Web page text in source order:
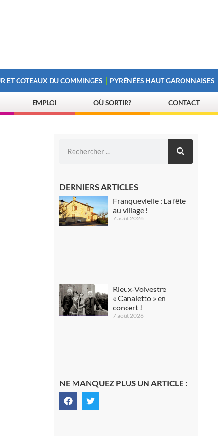
ET COTEAUX DU COMMINGES PYRÉNÉES HAUT GARONNAISES
EMPLOI OÙ SORTIR? CONTACT
DERNIERS ARTICLES
Franquevielle : La fête
au village !
7 août 2026
Rieux-Volvestre
« Canaletto » en
concert !
7 août 2026
NE MANQUEZ PLUS UN ARTICLE :